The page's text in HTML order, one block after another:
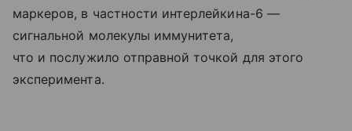
маркеров, в частности интерлейкина-6 —
сигнальной молекулы иммунитета,
что и послужило отправной точкой для этого
эксперимента.